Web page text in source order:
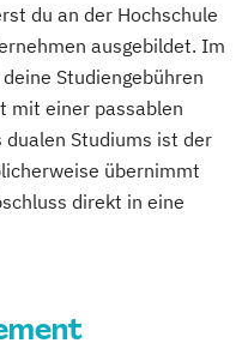
du an der Hochschule
ausgebildet. Im
Studiengebühren
mit einer passablen
dualen Studiums ist der
übernimmt
direkt in eine